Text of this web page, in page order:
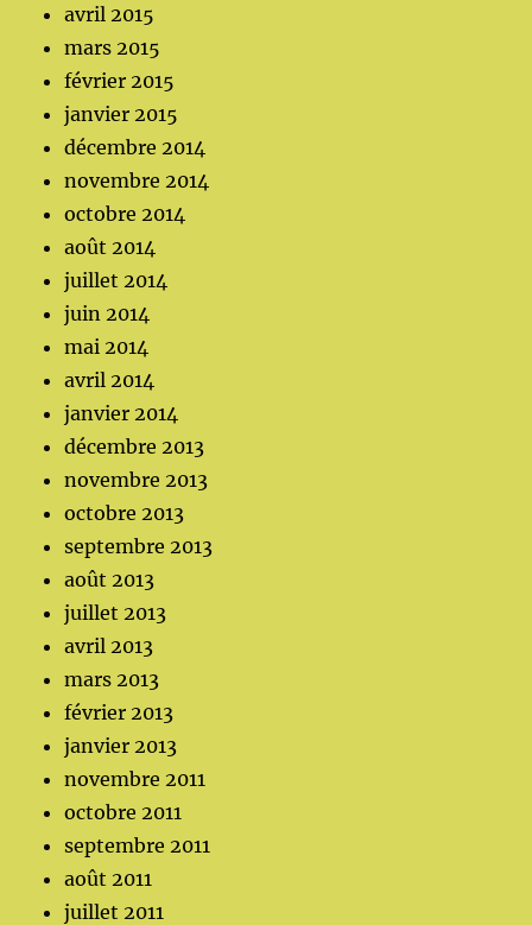
avril 2015
mars 2015
février 2015
janvier 2015
décembre 2014
novembre 2014
octobre 2014
août 2014
juillet 2014
juin 2014
mai 2014
avril 2014
janvier 2014
décembre 2013
novembre 2013
octobre 2013
septembre 2013
août 2013
juillet 2013
avril 2013
mars 2013
février 2013
janvier 2013
novembre 2011
octobre 2011
septembre 2011
août 2011
juillet 2011